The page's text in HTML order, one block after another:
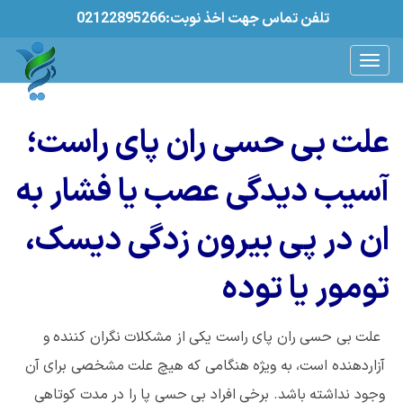
02122895266:تلفن تماس جهت اخذ نوبت
علت بی حسی ران پای راست؛
آسیب دیدگی عصب یا فشار به
ان در پی بیرون زدگی دیسک،
تومور یا توده
علت بی حسی ران پای راست یکی از مشکلات نگران کننده و
آزاردهنده است، به ویژه هنگامی که هیچ علت مشخصی برای آن
وجود نداشته باشد. برخی افراد بی‌ حسی پا را در مدت کوتاهی